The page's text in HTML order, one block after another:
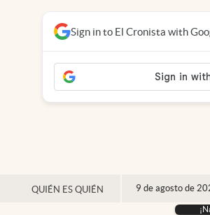
QUIÉN ES QUIÉN 9 de agosto de
Sign in to El Cronista with